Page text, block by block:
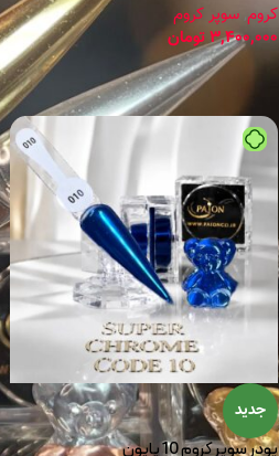
کروم, سوپر کروم
3,400,000تومان
جدید
پودر سوپر کروم 10 پایون